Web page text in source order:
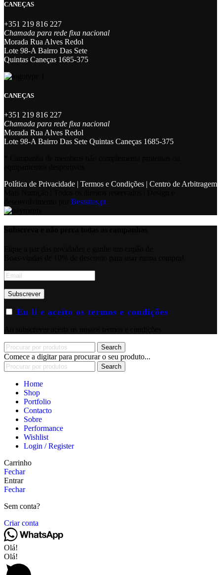
CANEÇAS
+351 219 816 227
Chamada para rede fixa nacional
Morada Rua Alves Redol
Lote 98-A Bairro Das Sete
Quintas Caneças 1685-375
CANEÇAS
+351 219 816 227
Chamada para rede fixa nacional
Morada Rua Alves Redol
Lote 98-A Bairro Das Sete Quintas Caneças 1685-375
Política de Privacidade | Termos e Condições | Centro de Arbitragem
Bestsites.pt
Eu li e aceito os termos e condições
Search
Comece a digitar para procurar o seu produto...
Search
Home
Shop
Portfolio
Contacto
Sobre
Performance
Wishlist
Login / Register
Carrinho
Fechar
Entrar
Fechar
Sem conta?
Criar conta
Olá!
Olá!